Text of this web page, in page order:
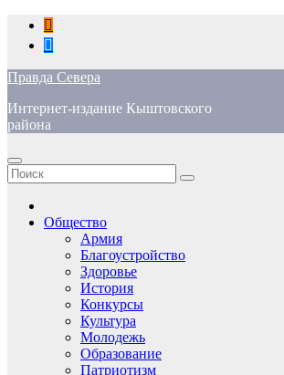
Перейти
содержимому
Правда Севера
Интернет-издание Кыштовского
района
Общество
Армия
Благоустройство
Здоровье
История
Конкурсы
Культура
Молодежь
Образование
Патриотизм